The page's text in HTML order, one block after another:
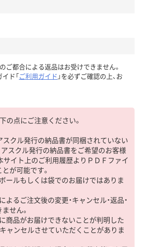
ご都合による返品はお受けできません。
ド「ご利用ガイド 」を必ずご確認の上、お
の点にご注意ください。
スクル発行の納品書が同梱されていない
スクル発行の納品書をご希望のお客様
サイト上のご利用履歴よりＰＤＦファイ
が可能です。
ールもしくは袋でのお届けではありま
よるご注文後の変更・キャンセル・返品・
せん。
商品がお届けできないことが判明した
ャンセルさせていただくことがありま